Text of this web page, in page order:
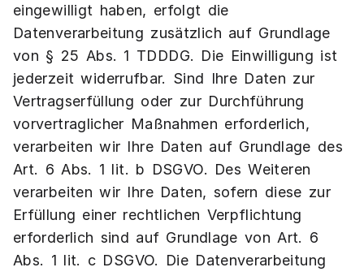
eingewilligt haben, erfolgt die
Datenverarbeitung zusätzlich auf Grundlage
von § 25 Abs. 1 TDDDG. Die Einwilligung ist
jederzeit widerrufbar. Sind Ihre Daten zur
Vertragserfüllung oder zur Durchführung
vorvertraglicher Maßnahmen erforderlich,
verarbeiten wir Ihre Daten auf Grundlage des
Art. 6 Abs. 1 lit. b DSGVO. Des Weiteren
verarbeiten wir Ihre Daten, sofern diese zur
Erfüllung einer rechtlichen Verpflichtung
erforderlich sind auf Grundlage von Art. 6
Abs. 1 lit. c DSGVO. Die Datenverarbeitung